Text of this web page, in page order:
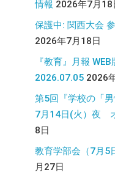
情報 2026年7月18
保護中: 関西大会
2026年7月18日
『教育』月報
2026.07.05 2026
第5回『学校の「
7月14日(火）夜
8日
教育学部会（7月5
月27日